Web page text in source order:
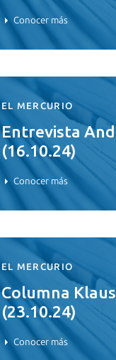
Conocer más
EL MERCURIO
Entrevista
(16.10.24)
Conocer más
EL MERCURIO
Columna
(23.10.24)
Conocer más